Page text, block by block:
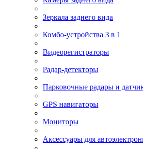
Зеркала заднего вида
Комбо-устройства 3 в 1
Видеорегистраторы
Радар-детекторы
Парковочные радары и
GPS навигаторы
Мониторы
Аксессуары для